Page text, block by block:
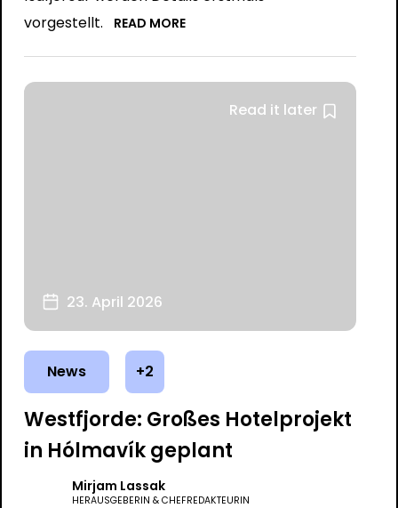
vorgestellt.
READ MORE
Read it later
23. April 2026
News +2
Westfjorde: Großes Hotelprojekt
in Hólmavík geplant
Mirjam Lassak
HERAUSGEBERIN & CHEFREDAKTEURIN